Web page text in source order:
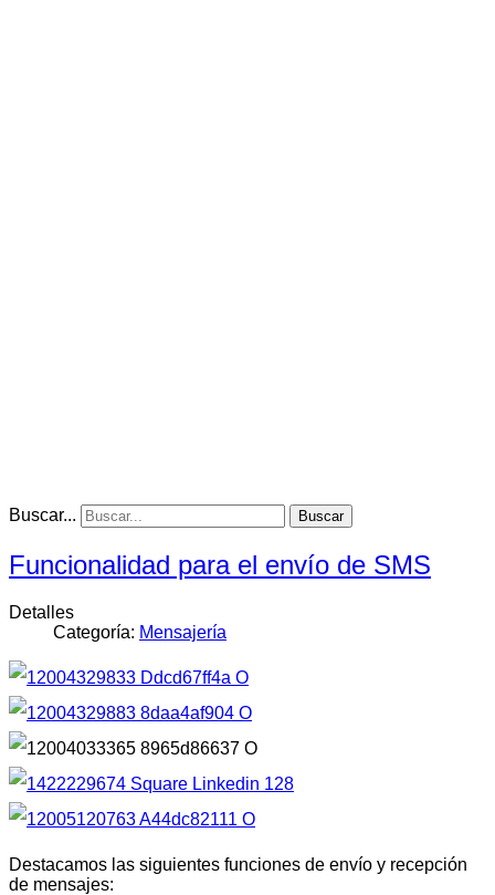
Buscar... Buscar
Funcionalidad para el envío de SMS
Detalles
Categoría: Mensajería
Destacamos las siguientes funciones de envío y recepción
de mensajes: